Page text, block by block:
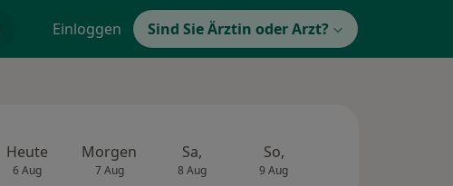
Einloggen Sind Sie Ärztin oder Arzt?
Heute
6 Aug
Morgen
7 Aug
Sa,
8 Aug
So,
9 Aug